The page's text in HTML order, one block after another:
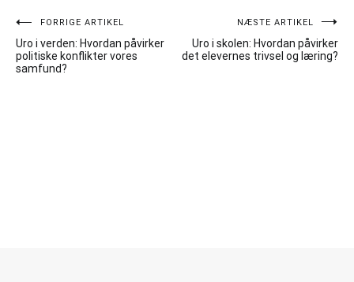
Indlægsnavigation
FORRIGE ARTIKEL
Uro i verden: Hvordan påvirker
politiske konflikter vores
samfund?
NÆSTE ARTIKEL
Uro i skolen: Hvordan påvirker
det elevernes trivsel og læring?